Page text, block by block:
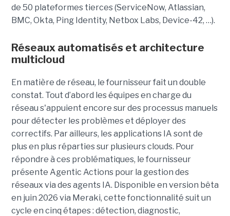
de 50 plateformes tierces (ServiceNow, Atlassian,
BMC, Okta, Ping Identity, Netbox Labs, Device-42, …).
Réseaux automatisés et architecture
multicloud
En matière de réseau, le fournisseur fait un double
constat. Tout d’abord les équipes en charge du
réseau s'appuient encore sur des processus manuels
pour détecter les problèmes et déployer des
correctifs. Par ailleurs, les applications IA sont de
plus en plus réparties sur plusieurs clouds. Pour
répondre à ces problématiques, le fournisseur
présente Agentic Actions pour la gestion des
réseaux via des agents IA. Disponible en version bêta
en juin 2026 via Meraki, cette fonctionnalité suit un
cycle en cinq étapes : détection, diagnostic,